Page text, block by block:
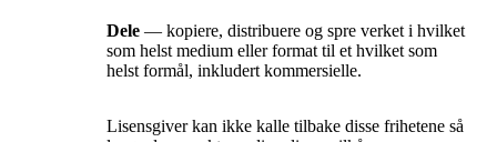
Dele — kopiere, distribuere og spre verket i hvilket
som helst medium eller format til et hvilket som
helst formål, inkludert kommersielle.
Lisensgiver kan ikke kalle tilbake disse frihetene så